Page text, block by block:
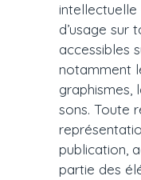
d’usage sur
accessibles
notamment
graphismes,
sons. Toute
publication,
partie des